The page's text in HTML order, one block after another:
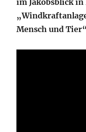
Mensch und Tier“